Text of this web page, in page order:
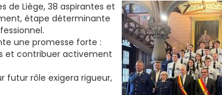
de Liège, 38 aspirantes et
étape déterminante
une promesse forte :
et contribuer activement
futur rôle exigera rigueur,